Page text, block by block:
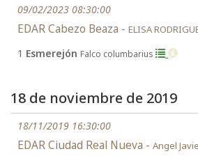
09/02/2023 08:30:00
EDAR Cabezo Beaza - ELISA
1 Esmerejón Falco columbarius
18 de noviembre de 2019
18/11/2019 16:30:00
EDAR Ciudad Real Nueva - Angel